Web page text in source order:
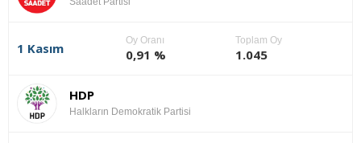
1 Kasım
Oy Oranı
0,91 %
Toplam Oy
1.045
HDP
Halkların Demokratik Partisi